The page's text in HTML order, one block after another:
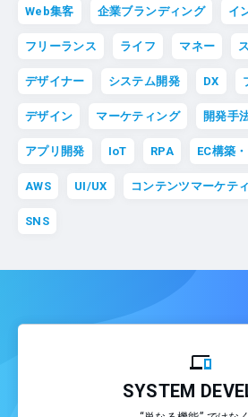
Web集客 企業ブランディング イ
フリーランス ライフ マネー
デザイナー システム開発 DX
デザイン マーケティング 開発手
アプリ開発 IoT RPA EC構築
AWS UI/UX コンテンツマーケテ
SNS
SYSTEM